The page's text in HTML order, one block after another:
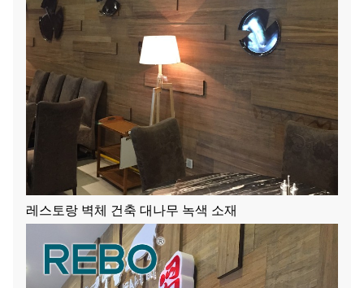
레스토랑 벽체 건축 대나무 녹색 소재